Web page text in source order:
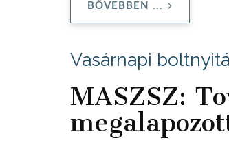
BŐVEBBEN ...
Vasárnapi
MASZSZ: